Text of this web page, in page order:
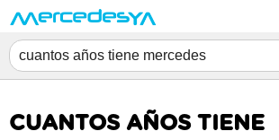
CUANTOS AÑOS TIENE